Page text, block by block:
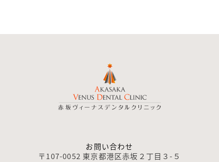
お問い合わせ
〒107-0052 東京都港区赤坂２丁目３-５